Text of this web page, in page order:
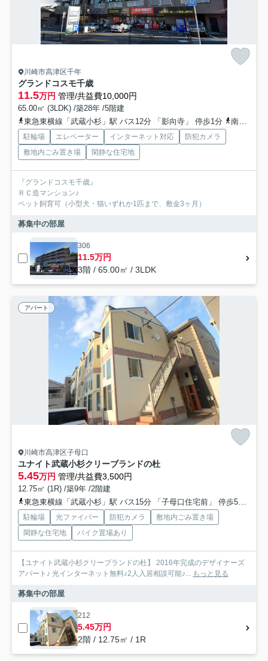
川崎市高津区千年
グランドコスモ千歳
11.5万円 管理/共益費10,000円
65.00㎡ (3LDK) /築28年 /5階建
東急東横線「武蔵小杉」駅 バス12分 「影向寺」 停歩1分
南武線「武蔵新城」駅 徒歩18分
駐輪場 エレベーター インターネット対応
防犯カメラ
敷地内ごみ置き場
閑静な住宅地
『グランドコスモ千歳』
ＲＣ造マンション♪
ペット飼育可（小型犬・猫いずれか1匹まで、敷金3ヶ月）
募集中の部屋
306
11.5万円
3階 / 65.00㎡ / 3LDK
アパート
川崎市高津区子母口
ユナイト武蔵小杉クリーブランドの杜
5.45万円 管理/共益費3,500円
12.75㎡ (1R) /築9年 /2階建
東急東横線「武蔵小杉」駅 バス15分 「子母口住宅前」 停歩5分
駐輪場 光ファイバー 防犯カメラ
敷地内ごみ置き場
閑静な住宅地
バイク置場あり
【ユナイト武蔵小杉クリーブランドの杜】 2016年完成のデザイナーズ
アパート♪ 光インターネット無料♪2人入居相談可能♪... もっと見る
募集中の部屋
212
5.45万円
2階 / 12.75㎡ / 1R